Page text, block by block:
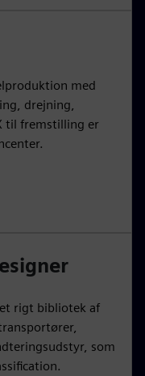
med
drejning,
til fremstilling er
rigt bibliotek af
som